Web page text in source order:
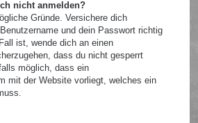
nicht anmelden?
Gründe. Versichere dich
und dein Passwort richtig
ist, wende dich an einen
dass du nicht gesperrt
möglich, dass ein
mit der Website vorliegt, welches ein